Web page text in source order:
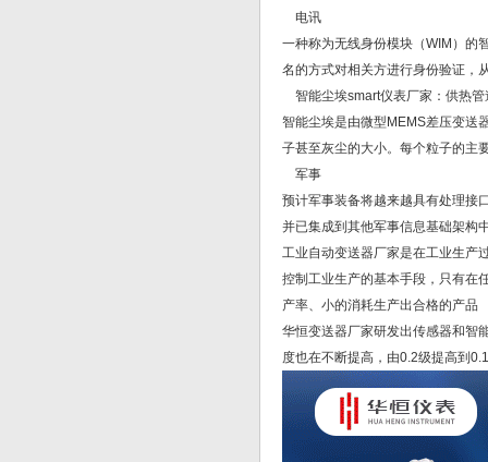
电讯
一种称为无线身份模块（WIM）的
名的方式对相关方进行身份验证，
智能尘埃smart仪表厂家：供热
智能尘埃是由微型MEMS差压变送
子甚至灰尘的大小。每个粒子的主
军事
预计军事装备将越来越具有处理接
并已集成到其他军事信息基础架构
工业自动变送器厂家是在工业生产
控制工业生产的基本手段，只有在
产率、小的消耗生产出合格的产品
华恒变送器厂家研发出传感器和智
度也在不断提高，由0.2级提高到